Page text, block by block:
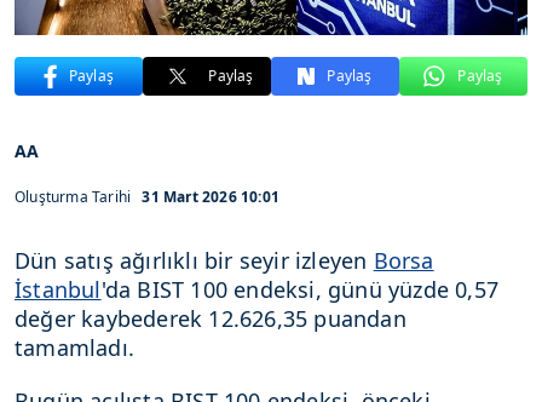
Paylaş Paylaş Paylaş Paylaş
AA
Oluşturma Tarihi 31 Mart 2026 10:01
Dün satış ağırlıklı bir seyir izleyen Borsa
İstanbul'da BIST 100 endeksi, günü yüzde 0,57
değer kaybederek 12.626,35 puandan
tamamladı.